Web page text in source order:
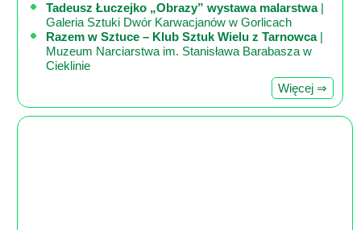
Tadeusz Łuczejko „Obrazy” wystawa malarstwa|
Galeria Sztuki Dwór Karwacjanów w Gorlicach
Razem w Sztuce – Klub Sztuk Wielu z Tarnowca|
Muzeum Narciarstwa im. Stanisława Barabasza w
Cieklinie
Więcej ⇒